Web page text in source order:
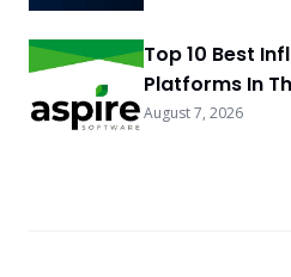
Top 10 Best
Platforms In
August 7, 2026